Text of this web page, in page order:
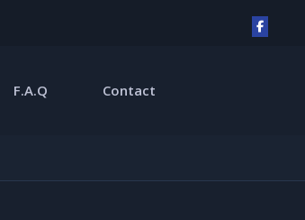
F.A.Q Contact